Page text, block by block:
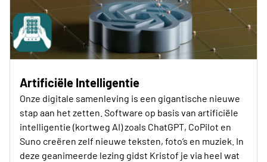
Artificiële Intelligentie
Onze digitale samenleving is een gigantische nieuwe
stap aan het zetten. Software op basis van artificiële
intelligentie (kortweg AI) zoals ChatGPT, CoPilot en
Suno creëren zelf nieuwe teksten, foto’s en muziek. In
deze geanimeerde lezing gidst Kristof je via heel wat